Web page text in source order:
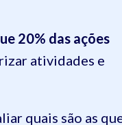
20% das ações
atividades e
quais são as